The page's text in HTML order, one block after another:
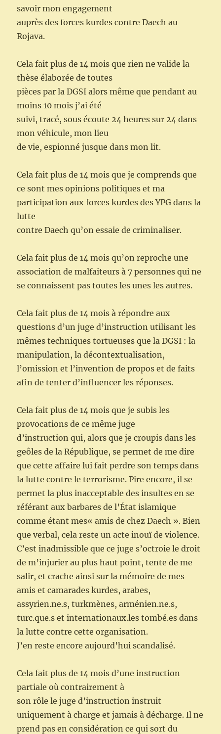
savoir mon engagement
auprès des forces kurdes contre Daech au
Rojava.
Cela fait plus de 14 mois que rien ne valide la
thèse élaborée de toutes
pièces par la DGSI alors même que pendant au
moins 10 mois j’ai été
suivi, tracé, sous écoute 24 heures sur 24 dans
mon véhicule, mon lieu
de vie, espionné jusque dans mon lit.
Cela fait plus de 14 mois que je comprends que
ce sont mes opinions politiques et ma
participation aux forces kurdes des YPG dans la
lutte
contre Daech qu’on essaie de criminaliser.
Cela fait plus de 14 mois qu’on reproche une
association de malfaiteurs à 7 personnes qui ne
se connaissent pas toutes les unes les autres.
Cela fait plus de 14 mois à répondre aux
questions d’un juge d’instruction utilisant les
mêmes techniques tortueuses que la DGSI : la
manipulation, la décontextualisation,
l’omission et l’invention de propos et de faits
afin de tenter d’influencer les réponses.
Cela fait plus de 14 mois que je subis les
provocations de ce même juge
d’instruction qui, alors que je croupis dans les
geôles de la République, se permet de me dire
que cette affaire lui fait perdre son temps dans
la lutte contre le terrorisme. Pire encore, il se
permet la plus inacceptable des insultes en se
référant aux barbares de l’État islamique
comme étant mes« amis de chez Daech ». Bien
que verbal, cela reste un acte inouï de violence.
C’est inadmissible que ce juge s’octroie le droit
de m’injurier au plus haut point, tente de me
salir, et crache ainsi sur la mémoire de mes
amis et camarades kurdes, arabes,
assyrien.ne.s, turkmènes, arménien.ne.s,
turc.que.s et internationaux.les tombé.es dans
la lutte contre cette organisation.
J’en reste encore aujourd’hui scandalisé.
Cela fait plus de 14 mois d’une instruction
partiale où contrairement à
son rôle le juge d’instruction instruit
uniquement à charge et jamais à décharge. Il ne
prend pas en considération ce qui sort du